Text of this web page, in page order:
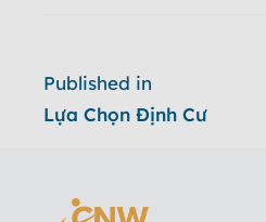
Published in
Lựa Chọn Định Cư